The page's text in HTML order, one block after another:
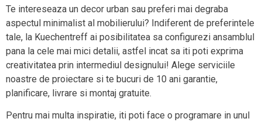
Te intereseaza un decor urban sau preferi mai degraba
aspectul minimalist al mobilierului? Indiferent de preferintele
tale, la Kuechentreff ai posibilitatea sa configurezi ansamblul
pana la cele mai mici detalii, astfel incat sa iti poti exprima
creativitatea prin intermediul designului! Alege serviciile
noastre de proiectare si te bucuri de 10 ani garantie,
planificare, livrare si montaj gratuite.
Pentru mai multa inspiratie, iti poti face o programare in unul